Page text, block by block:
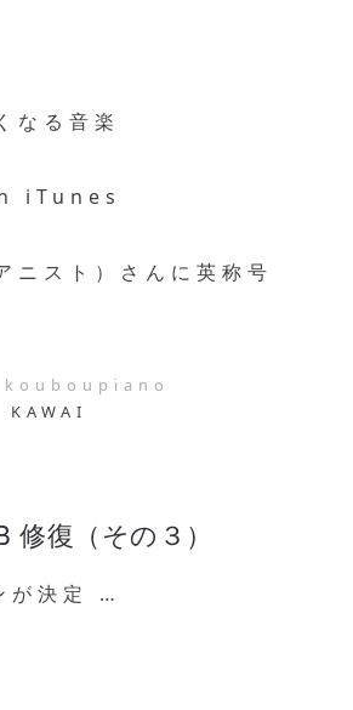
なる音楽
iTunes
ニスト）さんに英称号
kouboupiano
KAWAI
修復（その３）
が決定 …